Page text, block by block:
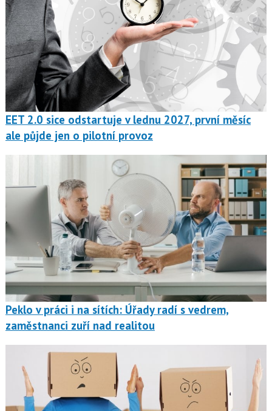
EET 2.0 sice odstartuje v lednu 2027, první měsíc
ale půjde jen o pilotní provoz
Peklo v práci i na sítích: Úřady radí s vedrem,
zaměstnanci zuří nad realitou